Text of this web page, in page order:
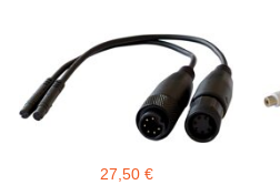
27,50 €